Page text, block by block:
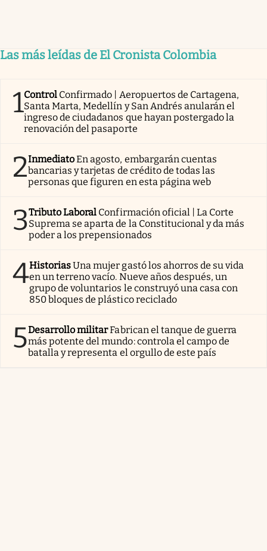
Las más leídas de El Cronista Colombia
1Control Confirmado | Aeropuertos de Cartagena,
Santa Marta, Medellín y San Andrés anularán el
ingreso de ciudadanos que hayan postergado la
renovación del pasaporte
2InmediatoEn agosto, embargarán cuentas
bancarias y tarjetas de crédito de todas las
personas que figuren en esta página web
3Tributo Laboral Confirmación oficial | La Corte
Suprema se aparta de la Constitucional y da más
poder a los prepensionados
4HistoriasUna mujer gastó los ahorros de su vida
en un terreno vacío. Nueve años después, un
grupo de voluntarios le construyó una casa con
850 bloques de plástico reciclado
5Desarrollo militarFabrican el tanque de guerra
más potente del mundo: controla el campo de
batalla y representa el orgullo de este país